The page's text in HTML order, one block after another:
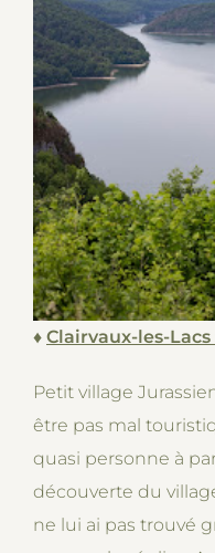
♦ Clairvaux-les-Lacs
Petit village
être pas mal
quasi personne à
découverte du
ne lui ai pas trouvé